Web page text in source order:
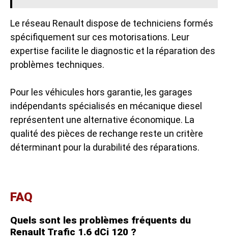
Le réseau Renault dispose de techniciens formés
spécifiquement sur ces motorisations. Leur
expertise facilite le diagnostic et la réparation des
problèmes techniques.
Pour les véhicules hors garantie, les garages
indépendants spécialisés en mécanique diesel
représentent une alternative économique. La
qualité des pièces de rechange reste un critère
déterminant pour la durabilité des réparations.
FAQ
Quels sont les problèmes fréquents du
Renault Trafic 1.6 dCi 120 ?